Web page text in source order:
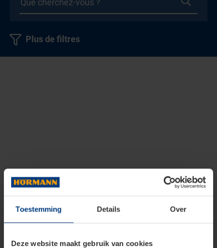
Toestemming Details Over
Deze website maakt gebruik van cookies
Plus de filtres